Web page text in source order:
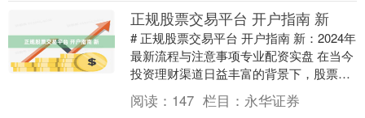
正规股票交易平台 开户指南 新
# 正规股票交易平台 开户指南 新：2024年
最新流程与注意事项专业配资实盘 在当今
投资理财渠道日益丰富的背景下，股票投
资依然是众多投资者实现资产增值的重要
方式....
阅读： 147 栏目： 永华证券